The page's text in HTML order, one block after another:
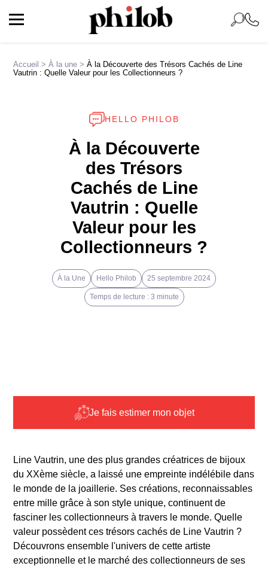
Accueil >À la une >À la Découverte des Trésors Cachés de Line
Vautrin : Quelle Valeur pour les Collectionneurs ?
HELLO PHILOB
À la Découverte
des Trésors
Cachés de Line
Vautrin : Quelle
Valeur pour les
Collectionneurs ?
À la Une Hello Philob 25 septembre 2024
Temps de lecture : 3 minute
Je fais estimer mon objet
Line Vautrin, une des plus grandes créatrices de bijoux
du XXème siècle, a laissé une empreinte indélébile dans
le monde de la joaillerie. Ses créations, reconnaissables
entre mille grâce à son style unique, continuent de
fasciner les collectionneurs à travers le monde. Quelle
valeur possèdent ces trésors cachés de Line Vautrin ?
Découvrons ensemble l'univers de cette artiste
exceptionnelle et le marché des collectionneurs de ses